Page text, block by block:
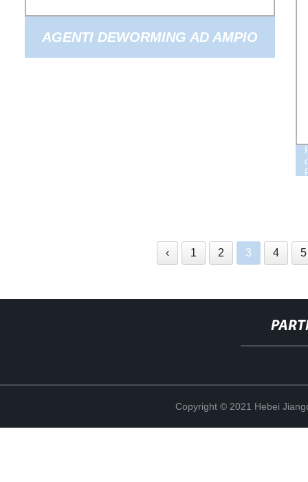
AGENTI DEWORMING AD AMPIO
‹ 1 2 3 4 5
Copyright © 2021 Hebei